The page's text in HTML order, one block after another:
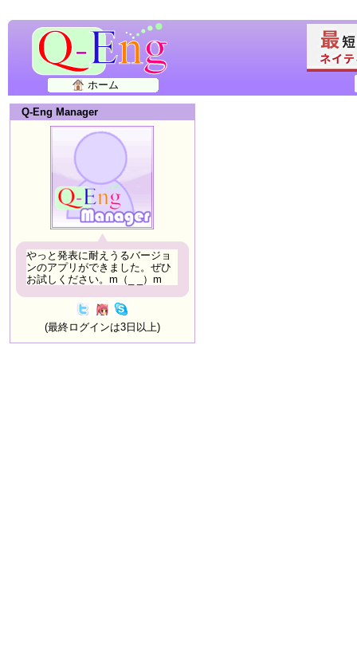
ホーム
Q-Eng Manager
やっと発表に耐えうるバージョ
ンのアプリができました。ぜひ
お試しください。m（_ _）m
(最終ログインは3日以上)